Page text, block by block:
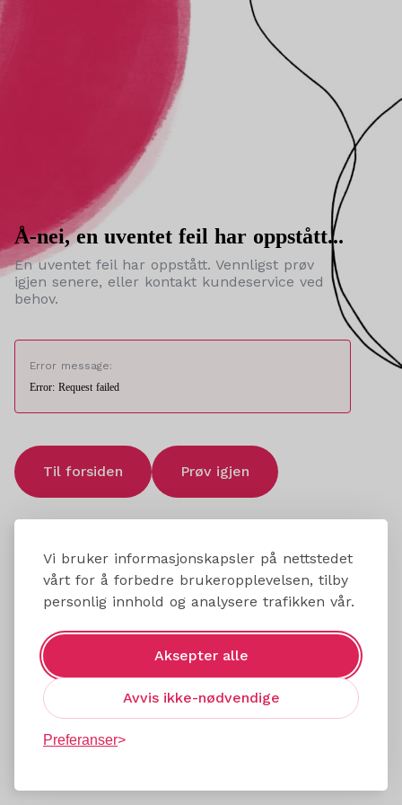
Vi bruker informasjonskapsler på nettstedet
vårt for å forbedre brukeropplevelsen, tilby
personlig innhold og analysere trafikken vår.
Aksepter alle
Avvis ikke-nødvendige
Preferanser
Å-nei, en uventet feil har oppstått...
En uventet feil har oppstått. Vennligst prøv
igjen senere, eller kontakt kundeservice ved
behov.
Error message:
Error: Request failed
Til forsiden Prøv igjen